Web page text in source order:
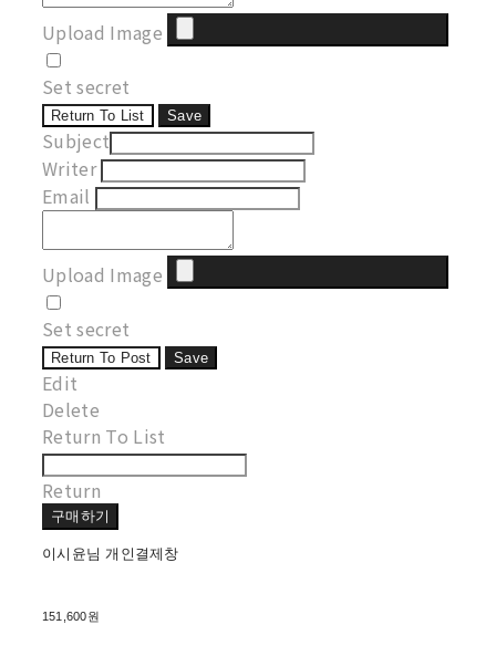
Upload Image
Set secret
Return To List Save
Subject
Writer
Email
Upload Image
Set secret
Return To Post Save
Edit
Delete
Return To List
Return
구매하기
이시윤님 개인결제창
151,600원